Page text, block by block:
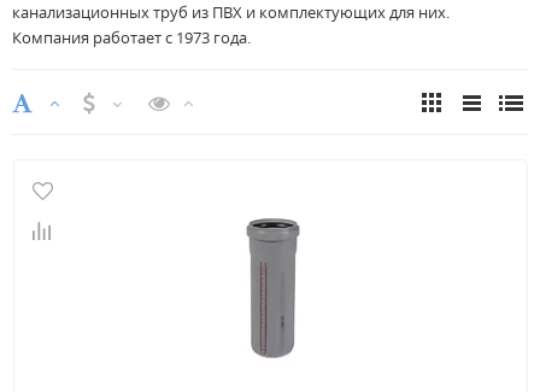
канализационных труб из ПВХ и комплектующих для них.
Компания работает с 1973 года.